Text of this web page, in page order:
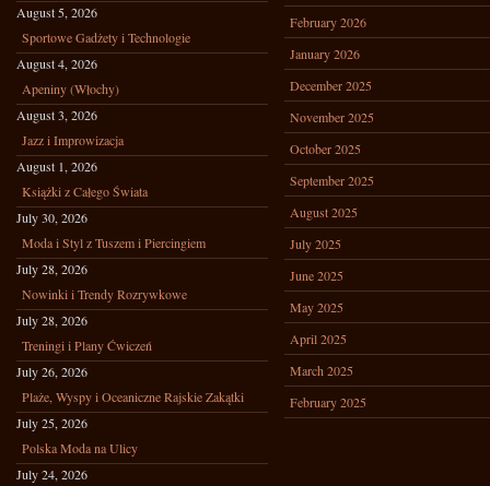
August 5, 2026
Sportowe Gadżety i Technologie
August 4, 2026
Apeniny (Włochy)
August 3, 2026
Jazz i Improwizacja
August 1, 2026
Książki z Całego Świata
July 30, 2026
Moda i Styl z Tuszem i Piercingiem
July 28, 2026
Nowinki i Trendy Rozrywkowe
July 28, 2026
Treningi i Plany Ćwiczeń
July 26, 2026
Plaże, Wyspy i Oceaniczne Rajskie Zakątki
July 25, 2026
Polska Moda na Ulicy
July 24, 2026
February 2026
January 2026
December 2025
November 2025
October 2025
September 2025
August 2025
July 2025
June 2025
May 2025
April 2025
March 2025
February 2025